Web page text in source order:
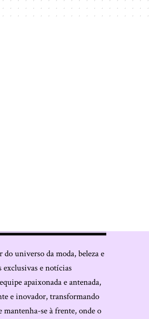
universo da moda, beleza e
exclusivas e notícias
apaixonada e antenada,
e inovador, transformando
mantenha-se à frente, onde o